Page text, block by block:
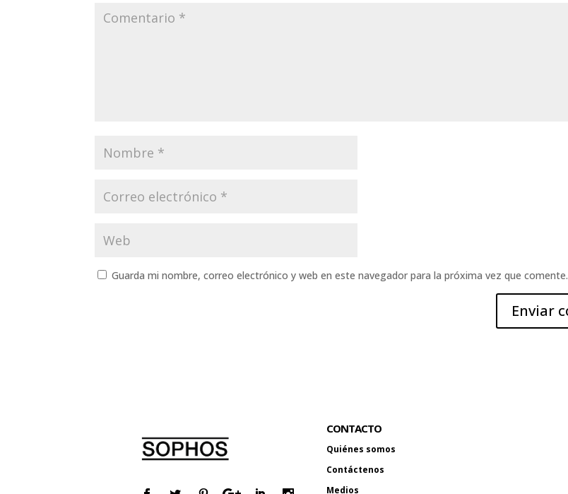
Guarda mi nombre, correo electrónico y web en este navegador para la próxima vez que comente.
CONTACTO
Quiénes somos
Contáctenos
Medios